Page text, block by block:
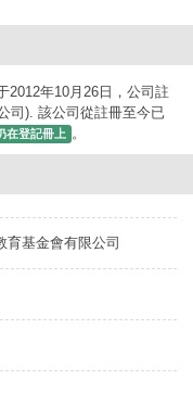
2012年10月26日，公司註
司). 該公司從註冊至今已
在登記冊上 。
育基金會有限公司